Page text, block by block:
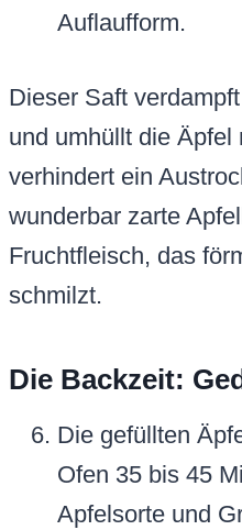
Auflaufform.
Dieser Saft
und umhüllt die
verhindert ein
wunderbar zarte
Fruchtfleisch, das
schmilzt.
Die Backzeit:
Die gefüllten
Ofen 35 bis 45
Apfelsorte und